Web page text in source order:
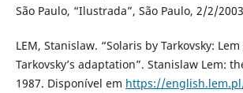
São Paulo, “Ilustrada”, São Paulo, 2/2/
LEM, Stanislaw. “Solaris by Tarkovsky:
Tarkovsky’s adaptation”. Stanislaw Lem:
1987. Disponível em https://